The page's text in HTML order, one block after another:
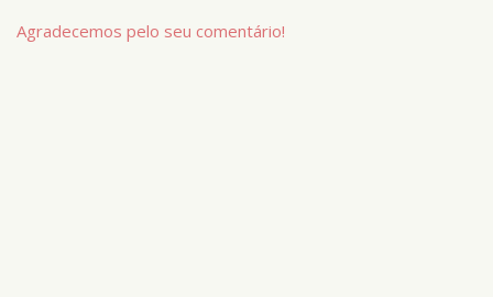
Agradecemos pelo seu comentário!